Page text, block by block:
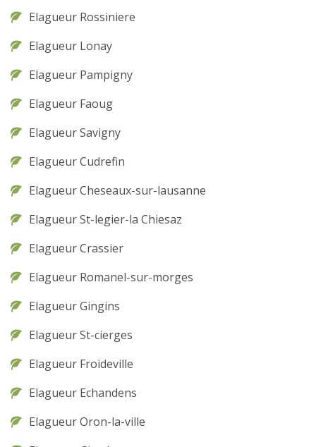
Elagueur Rossiniere
Elagueur Lonay
Elagueur Pampigny
Elagueur Faoug
Elagueur Savigny
Elagueur Cudrefin
Elagueur Cheseaux-sur-lausanne
Elagueur St-legier-la Chiesaz
Elagueur Crassier
Elagueur Romanel-sur-morges
Elagueur Gingins
Elagueur St-cierges
Elagueur Froideville
Elagueur Echandens
Elagueur Oron-la-ville